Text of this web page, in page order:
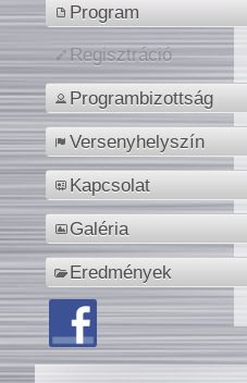
Program
Regisztráció
Programbizottság
Versenyhelyszín
Kapcsolat
Galéria
Eredmények